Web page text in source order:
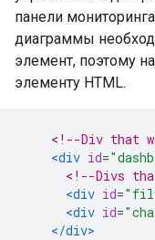
панели
диаграммы
элемент, поэтому
элементу HTML.
<!--Div that
<div id=
<!--Divs
<div id=
<div id=
</div>